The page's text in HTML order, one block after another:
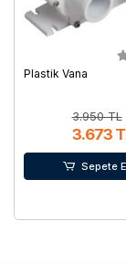
Plastik Vana
3.950 TL
3.673
Sepete